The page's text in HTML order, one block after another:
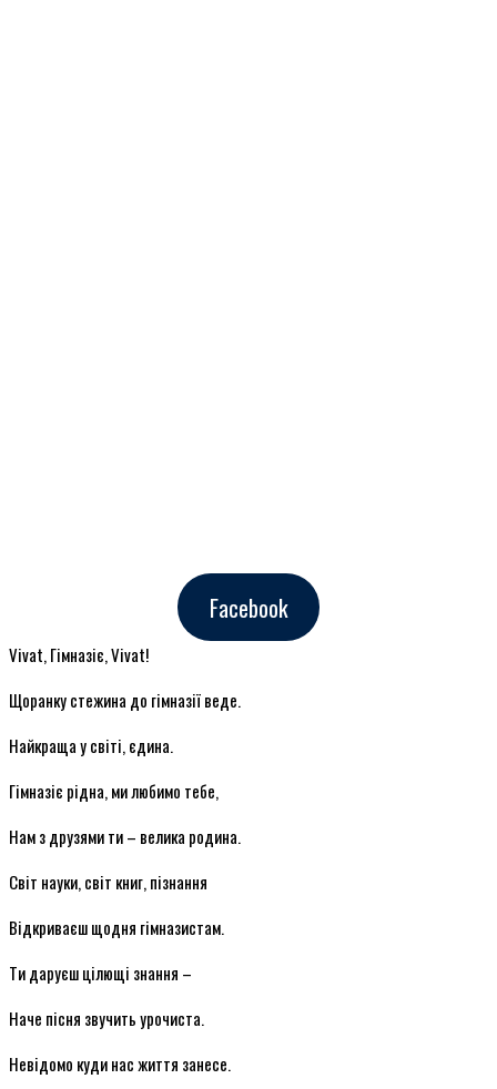
Facebook
Vivat, Гімназіє, Vivat!
Щоранку стежина до гімназії веде.
Найкраща у світі, єдина.
Гімназіє рідна, ми любимо тебе,
Нам з друзями ти – велика родина.
Світ науки, світ книг, пізнання
Відкриваєш щодня гімназистам.
Ти даруєш цілющі знання –
Наче пісня звучить урочиста.
Невідомо куди нас життя занесе.